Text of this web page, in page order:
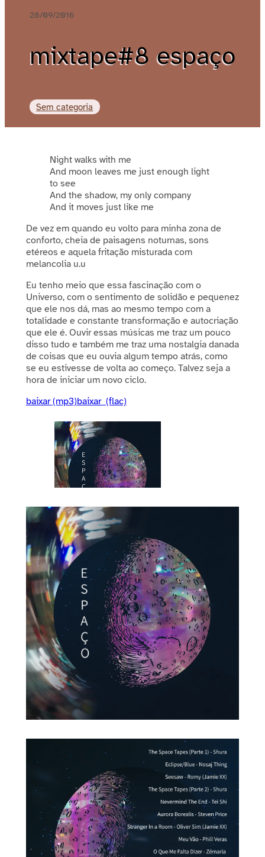
28/09/2016
mixtape#8 espaço
Sem categoria
Night walks with me
And moon leaves me just enough light
to see
And the shadow, my only company
And it moves just like me
De vez em quando eu volto para minha zona de
conforto, cheia de paisagens noturnas, sons
etéreos e aquela fritação misturada com
melancolia u.u
Eu tenho meio que essa fascinação com o
Universo, com o sentimento de solidão e pequenez
que ele nos dá, mas ao mesmo tempo com a
totalidade e constante transformação e autocriação
que ele é. Ouvir essas músicas me traz um pouco
disso tudo e também me traz uma nostalgia danada
de coisas que eu ouvia algum tempo atrás, como
se eu estivesse de volta ao começo. Talvez seja a
hora de iniciar um novo ciclo.
baixar (mp3)baixar (flac)